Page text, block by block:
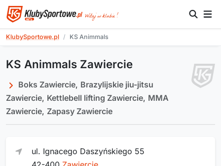
KlubySportowe.pl KS Animmals
KS Animmals Zawiercie
Boks Zawiercie, Brazylijskie jiu-jitsu
Zawiercie, Kettlebell lifting Zawiercie, MMA
Zawiercie, Zapasy Zawiercie
ul. Ignacego Daszyńskiego 55